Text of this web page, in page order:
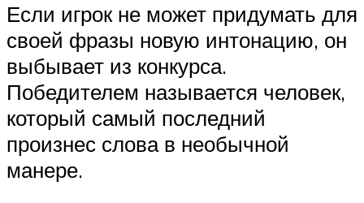
Если игрок не может придумать для
своей фразы новую интонацию, он
выбывает из конкурса.
Победителем называется человек,
который самый последний
произнес слова в необычной
манере.